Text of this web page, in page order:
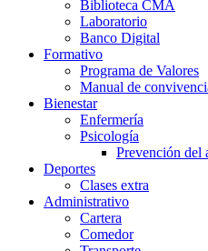
Biblioteca CMA
Laboratorio
Banco Digital
Formativo
Programa de Valores
Manual de
Bienestar
Enfermería
Psicología
Prevención del
Deportes
Clases extra
Administrativo
Cartera
Comedor